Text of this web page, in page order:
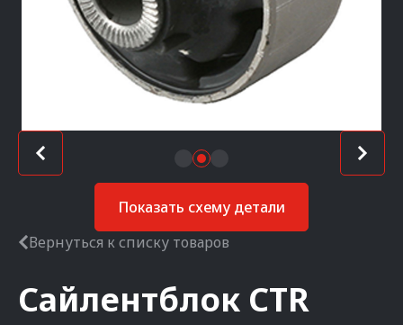
Показать схему детали
Вернуться к списку товаров
Сайлентблок CTR